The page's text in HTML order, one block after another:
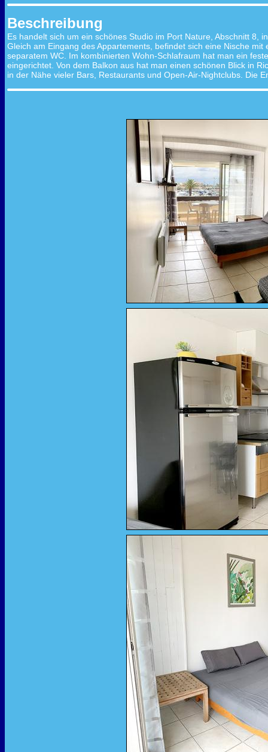
Beschreibung
Es handelt sich um ein schönes Studio im Port Nature, Abschnitt 8,
Gleich am Eingang des Appartements, befindet sich eine Nische
separatem WC. Im kombinierten Wohn-Schlafraum hat man ein
eingerichtet. Von dem Balkon aus hat man einen schönen Blick in
in der Nähe vieler Bars, Restaurants und Open-Air-Nightclubs. Die